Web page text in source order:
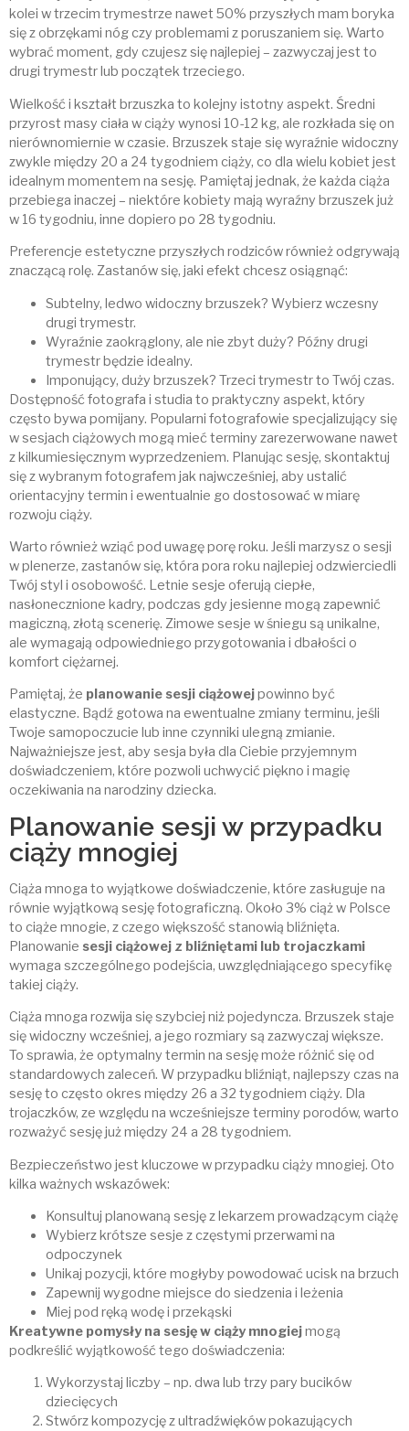
kolei w trzecim trymestrze nawet 50% przyszłych mam boryka
się z obrzękami nóg czy problemami z poruszaniem się. Warto
wybrać moment, gdy czujesz się najlepiej – zazwyczaj jest to
drugi trymestr lub początek trzeciego.
Wielkość i kształt brzuszka to kolejny istotny aspekt. Średni
przyrost masy ciała w ciąży wynosi 10-12 kg, ale rozkłada się on
nierównomiernie w czasie. Brzuszek staje się wyraźnie widoczny
zwykle między 20 a 24 tygodniem ciąży, co dla wielu kobiet jest
idealnym momentem na sesję. Pamiętaj jednak, że każda ciąża
przebiega inaczej – niektóre kobiety mają wyraźny brzuszek już
w 16 tygodniu, inne dopiero po 28 tygodniu.
Preferencje estetyczne przyszłych rodziców również odgrywają
znaczącą rolę. Zastanów się, jaki efekt chcesz osiągnąć:
Subtelny, ledwo widoczny brzuszek? Wybierz wczesny
drugi trymestr.
Wyraźnie zaokrąglony, ale nie zbyt duży? Późny drugi
trymestr będzie idealny.
Imponujący, duży brzuszek? Trzeci trymestr to Twój czas.
Dostępność fotografa i studia to praktyczny aspekt, który
często bywa pomijany. Popularni fotografowie specjalizujący się
w sesjach ciążowych mogą mieć terminy zarezerwowane nawet
z kilkumiesięcznym wyprzedzeniem. Planując sesję, skontaktuj
się z wybranym fotografem jak najwcześniej, aby ustalić
orientacyjny termin i ewentualnie go dostosować w miarę
rozwoju ciąży.
Warto również wziąć pod uwagę porę roku. Jeśli marzysz o sesji
w plenerze, zastanów się, która pora roku najlepiej odzwierciedli
Twój styl i osobowość. Letnie sesje oferują ciepłe,
nasłonecznione kadry, podczas gdy jesienne mogą zapewnić
magiczną, złotą scenerię. Zimowe sesje w śniegu są unikalne,
ale wymagają odpowiedniego przygotowania i dbałości o
komfort ciężarnej.
Pamiętaj, że planowanie sesji ciążowejpowinno być
elastyczne. Bądź gotowa na ewentualne zmiany terminu, jeśli
Twoje samopoczucie lub inne czynniki ulegną zmianie.
Najważniejsze jest, aby sesja była dla Ciebie przyjemnym
doświadczeniem, które pozwoli uchwycić piękno i magię
oczekiwania na narodziny dziecka.
Planowanie sesji w przypadku
ciąży mnogiej
Ciąża mnoga to wyjątkowe doświadczenie, które zasługuje na
równie wyjątkową sesję fotograficzną. Około 3% ciąż w Polsce
to ciąże mnogie, z czego większość stanowią bliźnięta.
Planowanie sesji ciążowej z bliźniętami lub trojaczkami
wymaga szczególnego podejścia, uwzględniającego specyfikę
takiej ciąży.
Ciąża mnoga rozwija się szybciej niż pojedyncza. Brzuszek staje
się widoczny wcześniej, a jego rozmiary są zazwyczaj większe.
To sprawia, że optymalny termin na sesję może różnić się od
standardowych zaleceń. W przypadku bliźniąt, najlepszy czas na
sesję to często okres między 26 a 32 tygodniem ciąży. Dla
trojaczków, ze względu na wcześniejsze terminy porodów, warto
rozważyć sesję już między 24 a 28 tygodniem.
Bezpieczeństwo jest kluczowe w przypadku ciąży mnogiej. Oto
kilka ważnych wskazówek:
Konsultuj planowaną sesję z lekarzem prowadzącym ciążę
Wybierz krótsze sesje z częstymi przerwami na
odpoczynek
Unikaj pozycji, które mogłyby powodować ucisk na brzuch
Zapewnij wygodne miejsce do siedzenia i leżenia
Miej pod ręką wodę i przekąski
Kreatywne pomysły na sesję w ciąży mnogiejmogą
podkreślić wyjątkowość tego doświadczenia:
Wykorzystaj liczby – np. dwa lub trzy pary bucików
dziecięcych
Stwórz kompozycję z ultradźwięków pokazujących